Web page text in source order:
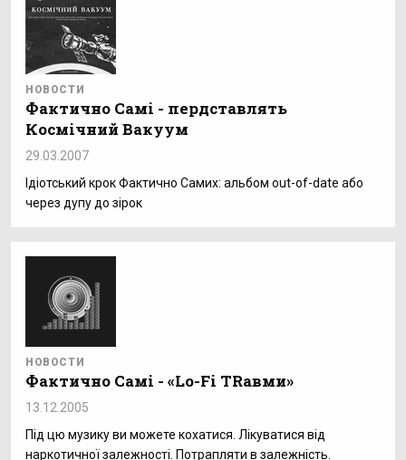
НОВОСТИ
Фактично Самі - пердставлять
Космічний Вакуум
29.03.2007
Ідіотський крок Фактично Самих: альбом out-of-date або
через дупу до зірок
НОВОСТИ
Фактично Самі - «Lo-Fi TRaвми»
13.12.2005
Під цю музику ви можете кохатися. Лікуватися від
наркотичної залежності. Потрапляти в залежність.